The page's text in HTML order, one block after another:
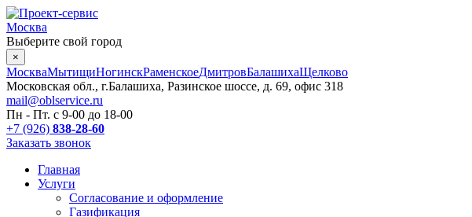
Москва
Выберите свой город
×
МоскваМытищиНогинскРаменскоеДмитровБалашихаЩелково
Московская обл., г.Балашиха, Разинское шоссе, д. 69, офис 318
mail@oblservice.ru
Пн - Пт. с 9-00 до 18-00
+7 (926) 838-28-60
Заказать звонок
Главная
Услуги
Согласование и оформление
Газификация